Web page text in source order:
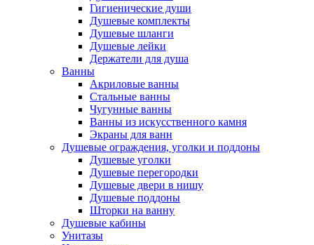
Гигиенические души
Душевые комплекты
Душевые шланги
Душевые лейки
Держатели для душа
Ванны
Акриловые ванны
Стальные ванны
Чугунные ванны
Ванны из искусственного камня
Экраны для ванн
Душевые ограждения, уголки и поддоны
Душевые уголки
Душевые перегородки
Душевые двери в нишу
Душевые поддоны
Шторки на ванну
Душевые кабины
Унитазы